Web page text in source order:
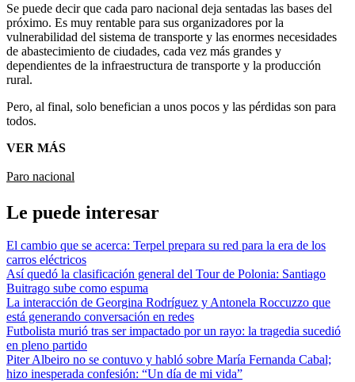
Se puede decir que cada paro nacional deja sentadas las bases del
próximo. Es muy rentable para sus organizadores por la
vulnerabilidad del sistema de transporte y las enormes necesidades
de abastecimiento de ciudades, cada vez más grandes y
dependientes de la infraestructura de transporte y la producción
rural.
Pero, al final, solo benefician a unos pocos y las pérdidas son para
todos.
VER MÁS
Paro nacional
Le puede interesar
El cambio que se acerca: Terpel prepara su red para la era de los
carros eléctricos
Así quedó la clasificación general del Tour de Polonia: Santiago
Buitrago sube como espuma
La interacción de Georgina Rodríguez y Antonela Roccuzzo que
está generando conversación en redes
Futbolista murió tras ser impactado por un rayo: la tragedia sucedió
en pleno partido
Piter Albeiro no se contuvo y habló sobre María Fernanda Cabal;
hizo inesperada confesión: “Un día de mi vida”